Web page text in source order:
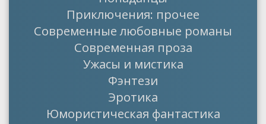
Приключения: прочее
Современные любовные романы
Современная проза
Ужасы и мистика
Фэнтези
Эротика
Юмористическая фантастика